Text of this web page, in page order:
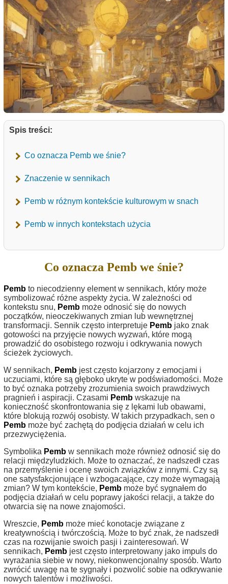
Spis treści:
Co oznacza Pemb we śnie?
Znaczenie w sennikach
Pemb w różnym kontekście kulturowym w snach
Pemb w innych kontekstach użycia
Co oznacza Pemb we śnie?
Pemb to niecodzienny element w sennikach, który może
symbolizować różne aspekty życia. W zależności od
kontekstu snu, Pemb może odnosić się do nowych
początków, nieoczekiwanych zmian lub wewnętrznej
transformacji. Sennik często interpretuje Pemb jako znak
gotowości na przyjęcie nowych wyzwań, które mogą
prowadzić do osobistego rozwoju i odkrywania nowych
ścieżek życiowych.
W sennikach, Pemb jest często kojarzony z emocjami i
uczuciami, które są głęboko ukryte w podświadomości. Może
to być oznaka potrzeby zrozumienia swoich prawdziwych
pragnień i aspiracji. Czasami Pemb wskazuje na
konieczność skonfrontowania się z lękami lub obawami,
które blokują rozwój osobisty. W takich przypadkach, sen o
Pemb może być zachętą do podjęcia działań w celu ich
przezwyciężenia.
Symbolika Pemb w sennikach może również odnosić się do
relacji międzyludzkich. Może to oznaczać, że nadszedł czas
na przemyślenie i ocenę swoich związków z innymi. Czy są
one satysfakcjonujące i wzbogacające, czy może wymagają
zmian? W tym kontekście, Pemb może być sygnałem do
podjęcia działań w celu poprawy jakości relacji, a także do
otwarcia się na nowe znajomości.
Wreszcie, Pemb może mieć konotacje związane z
kreatywnością i twórczością. Może to być znak, że nadszedł
czas na rozwijanie swoich pasji i zainteresowań. W
sennikach, Pemb jest często interpretowany jako impuls do
wyrażania siebie w nowy, niekonwencjonalny sposób. Warto
zwrócić uwagę na te sygnały i pozwolić sobie na odkrywanie
nowych talentów i możliwości.